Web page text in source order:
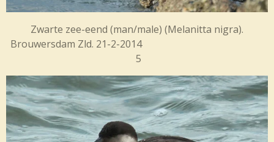
Zwarte zee-eend (man/male) (Melanitta nigra).
Brouwersdam Zld. 21-2-2014
5